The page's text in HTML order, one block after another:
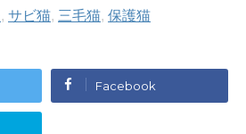
, サビ猫, 三毛猫, 保護猫
Facebook